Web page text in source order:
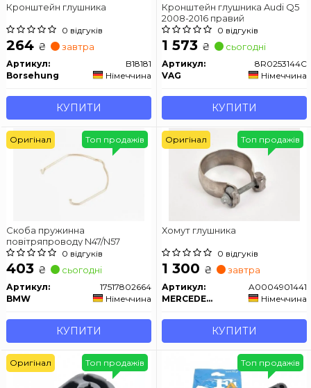
Кронштейн глушника
0 відгуків
264 ₴ завтра
Артикул:
B18181
Borsehung
Німеччина
КУПИТИ
Кронштейн глушника Audi Q5
2008-2016 правий
0 відгуків
1 573 ₴ сьогодні
Артикул:
8R0253144C
VAG
Німеччина
КУПИТИ
Скоба пружинна
повітряпроводу N47/N57
0 відгуків
403 ₴ сьогодні
Артикул:
17517802664
BMW
Німеччина
КУПИТИ
Топ продажів
Оригінал
Хомут глушника
0 відгуків
1 300 ₴ завтра
Артикул:
A0004901441
MERCEDES-BENZ
Німеччина
КУПИТИ
Топ продажів
Оригінал
Топ продажів
Оригінал Топ продажів